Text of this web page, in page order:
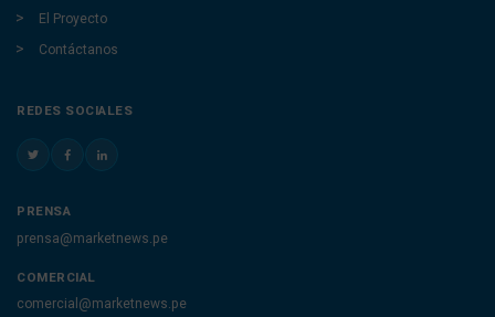
El Proyecto
Contáctanos
REDES SOCIALES
PRENSA
prensa@marketnews.pe
COMERCIAL
comercial@marketnews.pe